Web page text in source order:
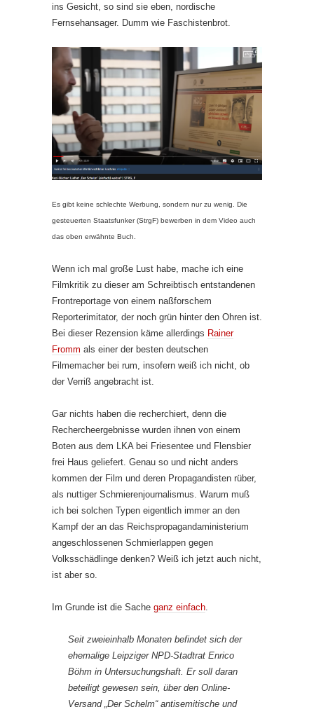
ins Gesicht, so sind sie eben, nordische
Fernsehansager. Dumm wie Faschistenbrot.
Es gibt keine schlechte Werbung, sondern nur zu wenig. Die
gesteuerten Staatsfunker (StrgF) bewerben in dem Video auch
das oben erwähnte Buch.
Wenn ich mal große Lust habe, mache ich eine
Filmkritik zu dieser am Schreibtisch entstandenen
Frontreportage von einem naßforschem
Reporterimitator, der noch grün hinter den Ohren ist.
Bei dieser Rezension käme allerdings Rainer
Fromm als einer der besten deutschen
Filmemacher bei rum, insofern weiß ich nicht, ob
der Verriß angebracht ist.
Gar nichts haben die recherchiert, denn die
Rechercheergebnisse wurden ihnen von einem
Boten aus dem LKA bei Friesentee und Flensbier
frei Haus geliefert. Genau so und nicht anders
kommen der Film und deren Propagandisten rüber,
als nuttiger Schmierenjournalismus. Warum muß
ich bei solchen Typen eigentlich immer an den
Kampf der an das Reichspropagandaministerium
angeschlossenen Schmierlappen gegen
Volksschädlinge denken? Weiß ich jetzt auch nicht,
ist aber so.
Im Grunde ist die Sache ganz einfach
Seit zweieinhalb Monaten befindet sich der
ehemalige Leipziger NPD-Stadtrat Enrico
Böhm in Untersuchungshaft. Er soll daran
beteiligt gewesen sein, über den Online-
Versand „Der Schelm“ antisemitische und